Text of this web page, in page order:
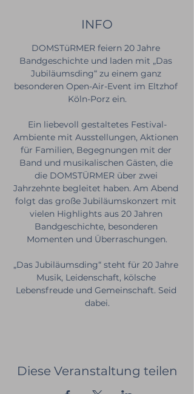
INFO
DOMSTüRMER feiern 20 Jahre
Bandgeschichte und laden mit „Das
Jubiläumsding“ zu einem ganz
besonderen Open-Air-Event im Eltzhof
Köln-Porz ein.
Ein liebevoll gestaltetes Festival-
Ambiente mit Ausstellungen, Aktionen
für Familien, Begegnungen mit der
Band und musikalischen Gästen, die
die DOMSTÜRMER über zwei
Jahrzehnte begleitet haben. Am Abend
folgt das große Jubiläumskonzert mit
vielen Highlights aus 20 Jahren
Bandgeschichte, besonderen
Momenten und Überraschungen.
„Das Jubiläumsding“ steht für 20 Jahre
Musik, Leidenschaft, kölsche
Lebensfreude und Gemeinschaft. Seid
dabei.
Diese Veranstaltung teilen